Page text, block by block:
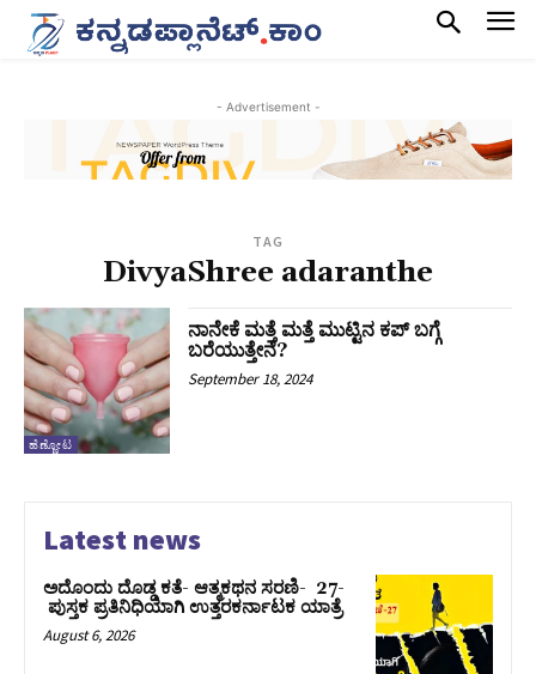
- Advertisement -
TAG
DivyaShree adaranthe
ಹೆಣ್ಣೋಟ
ನಾನೇಕೆ ಮತ್ತೆ ಮತ್ತೆ ಮುಟ್ಟಿನ ಕಪ್ ಬಗ್ಗೆ
ಬರೆಯುತ್ತೇನೆ?
September 18, 2024
Latest news
ಅದೊಂದು ದೊಡ್ಡ ಕತೆ- ಆತ್ಮಕಥನ ಸರಣಿ- 27-
ಪುಸ್ತಕ ಪ್ರತಿನಿಧಿಯಾಗಿ ಉತ್ತರಕರ್ನಾಟಕ ಯಾತ್ರೆ
August 6, 2026